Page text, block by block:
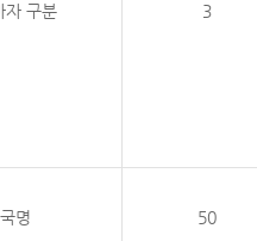
자 구분 3
국명 50